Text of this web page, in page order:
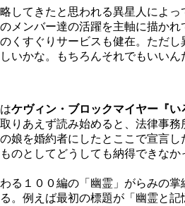
してきたと思われる異星人によ
メンバー達の活躍を主軸に描か
くすぐりサービスも健在。ただ
いかな。もちろんそれでもいい
ケヴィン・ブロックマイヤー『い
りあえず読み始めると、法律事
娘を婚約者にしたとここで宣言
のとしてどうしても納得できな
１００編の「幽霊」がらみの
。例えば最初の標題が「幽霊と